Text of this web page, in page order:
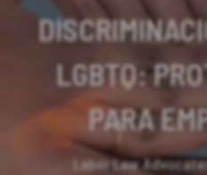
LGBTQ:
PARA
Labor Law